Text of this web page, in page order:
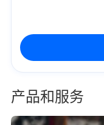
产品和服务